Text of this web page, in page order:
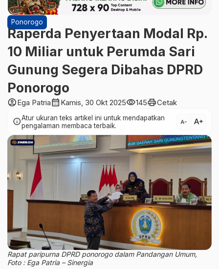
Ponorogo
Raperda Penyertaan Modal Rp.
10 Miliar untuk Perumda Sari
Gunung Segera Dibahas DPRD
Ponorogo
account_circleEga Patriacalendar_month Kamis, 30 Okt 2025visibility145printCetak
infoAtur ukuran teks artikel ini untuk mendapatkan
pengalaman membaca terbaik.
text_decrease text_increase
Rapat paripurna DPRD ponorogo dalam Pandangan Umum,
Foto : Ega Patria – Sinergia